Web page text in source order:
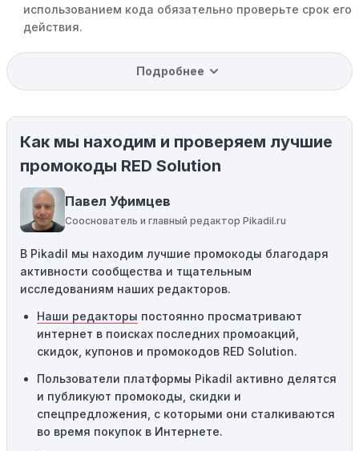
использованием кода обязательно проверьте срок его
действия.
Уже со скидкой:В некоторых случаях интересующий
вас товар может быть уже со скидкой. Некоторые
магазины предлагают скидки и акции напрямую, без
Ограничения на использование промокода:
Некоторые промокоды распространяются только на
определенные товары, бренды или категории. Если вы
пытаетесь применить код к товару, не
соответствующему критериям, он не сработает.
промокоды требуют соблюдения минимального
порога покупки, чтобы получить право на скидку. Если
сумма в корзине не соответствует указанному порогу,
код не сработает.
Географические ограничения:Действие некоторых
промокодов может быть ограничено определенными
местами или регионами. Если вы находитесь за
пределами указанного региона, то код не будет
применяться.
Подробнее
Как мы находим и проверяем лучшие
промокоды RED Solution
Павел Уфимцев
Сооснователь и главный редактор Pikadil.ru
В Pikadil мы находим лучшие промокоды благодаря
активности сообщества и тщательным
исследованиям наших редакторов.
Наши редакторы постоянно просматривают
интернет в поисках последних промоакций,
скидок, купонов и промокодов RED Solution.
Пользователи платформы Pikadil активно делятся
и публикуют промокоды, скидки и
спецпредложения, с которыми они сталкиваются
во время покупок в Интернете.